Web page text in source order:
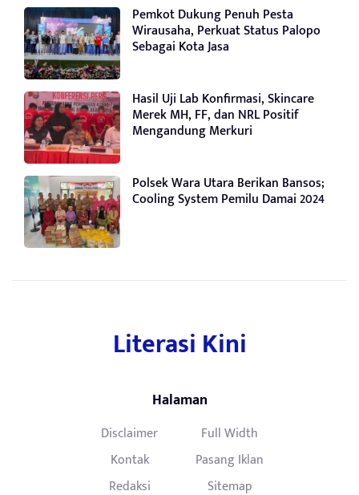
Pemkot Dukung Penuh Pesta
Wirausaha, Perkuat Status Palopo
Sebagai Kota Jasa
Hasil Uji Lab Konfirmasi, Skincare
Merek MH, FF, dan NRL Positif
Mengandung Merkuri
Polsek Wara Utara Berikan Bansos;
Cooling System Pemilu Damai 2024
Literasi Kini
Halaman
Disclaimer
Full Width
Kontak
Pasang Iklan
Redaksi
Sitemap